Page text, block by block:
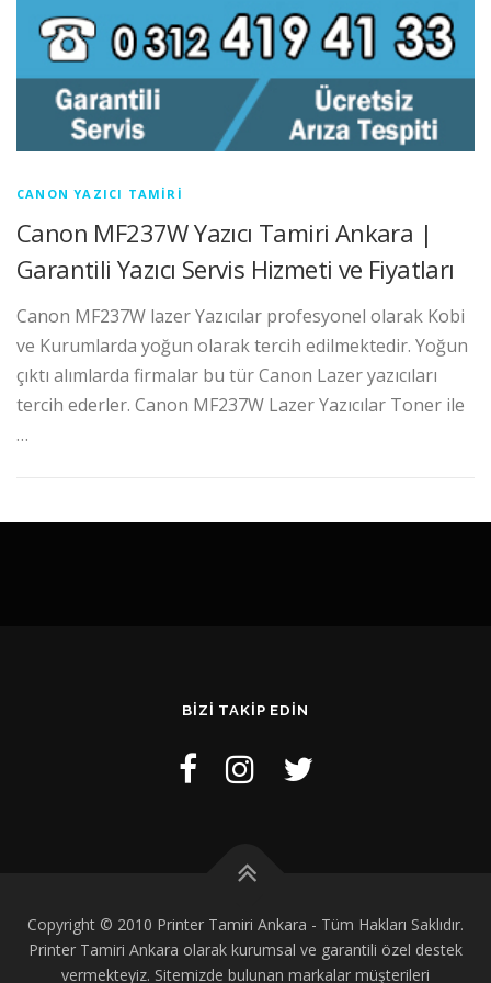
CANON YAZICI TAMIRI
Canon MF237W Yazıcı Tamiri Ankara |
Garantili Yazıcı Servis Hizmeti ve Fiyatları
Canon MF237W lazer Yazıcılar profesyonel olarak Kobi
ve Kurumlarda yoğun olarak tercih edilmektedir. Yoğun
çıktı alımlarda firmalar bu tür Canon Lazer yazıcıları
tercih ederler. Canon MF237W Lazer Yazıcılar Toner ile
…
BIZI TAKIP EDIN
Copyright © 2010 Printer Tamiri Ankara - Tüm Hakları Saklıdır.
Printer Tamiri Ankara olarak kurumsal ve garantili özel destek
vermekteyiz. Sitemizde bulunan markalar müşterileri